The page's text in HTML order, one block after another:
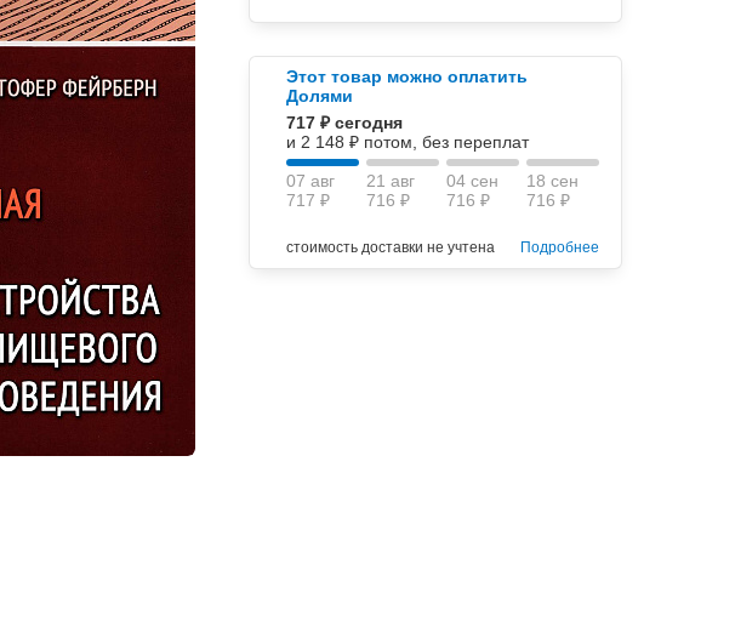
Этот товар можно оплатить
Долями
717 ₽ сегодня
и 2 148 ₽ потом, без переплат
07 авг
717 ₽
21 авг
716 ₽
04 сен
716 ₽
18 сен
716 ₽
стоимость доставки не учтена Подробнее